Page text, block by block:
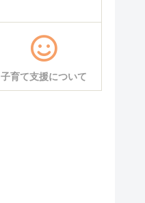
子育て支援について